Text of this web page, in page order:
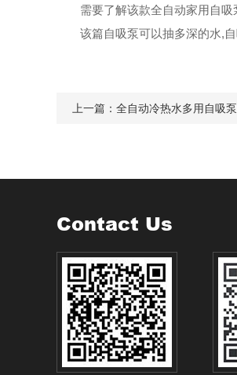
需要了解该款全自动家用自吸
该篇自吸泵可以抽多深的水,
上一篇： 全自动冷热水多用自吸
Contact Us